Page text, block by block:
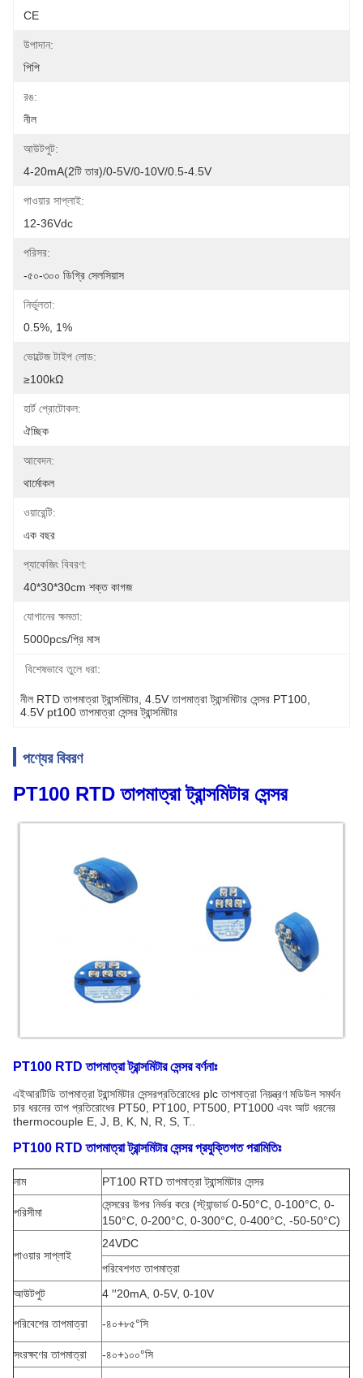
CE
উপাদান:
পিপি
রঙ:
নীল
আউটপুট:
4-20mA(2টি তার)/0-5V/0-10V/0.5-4.5V
পাওয়ার সাপ্লাই:
12-36Vdc
পরিসর:
-৫০-৩০০ ডিগ্রি সেলসিয়াস
নির্ভুলতা:
0.5%, 1%
ভোল্টেজ টাইপ লোড:
≥100kΩ
হার্ট প্রোটোকল:
ঐচ্ছিক
আবেদন:
থার্মোকল
ওয়ারেন্টি:
এক বছর
প্যাকেজিং বিবরণ:
40*30*30cm শক্ত কাগজ
যোগানের ক্ষমতা:
5000pcs/প্রি মাস
বিশেষভাবে তুলে ধরা:
নীল RTD তাপমাত্রা ট্রান্সমিটার 4.5V তাপমাত্রা ট্রান্সমিটার সেন্সর PT100
4.5V pt100 তাপমাত্রা সেন্সর ট্রান্সমিটার
পণ্যের বিবরণ
PT100 RTD তাপমাত্রা ট্রান্সমিটার সেন্সর
PT100 RTD তাপমাত্রা ট্রান্সমিটার সেন্সর বর্ণনাঃ
এইআরটিডি তাপমাত্রা ট্রান্সমিটার সেন্সরপ্রতিরোধের plc তাপমাত্রা নিয়ন্ত্রণ মডিউল সমর্থন
চার ধরনের তাপ প্রতিরোধের PT50, PT100, PT500, PT1000 এবং আট ধরনের
thermocouple E, J, B, K, N, R, S, T..
PT100 RTD তাপমাত্রা ট্রান্সমিটার সেন্সর প্রযুক্তিগত পরামিতিঃ
নাম PT100 RTD তাপমাত্রা ট্রান্সমিটার সেন্সর
পরিসীমা
সেন্সরের উপর নির্ভর করে (স্ট্যান্ডার্ড 0-50°C, 0-100°C, 0-
150°C, 0-200°C, 0-300°C, 0-400°C, -50-50°C)
পাওয়ার সাপ্লাই
24VDC
পরিবেশগত তাপমাত্রা
আউটপুট
4 ′′20mA, 0-5V, 0-10V
পরিবেশের তাপমাত্রা -৪০+৮৫°সি
সংরক্ষণের তাপমাত্রা -৪০+১০০°সি